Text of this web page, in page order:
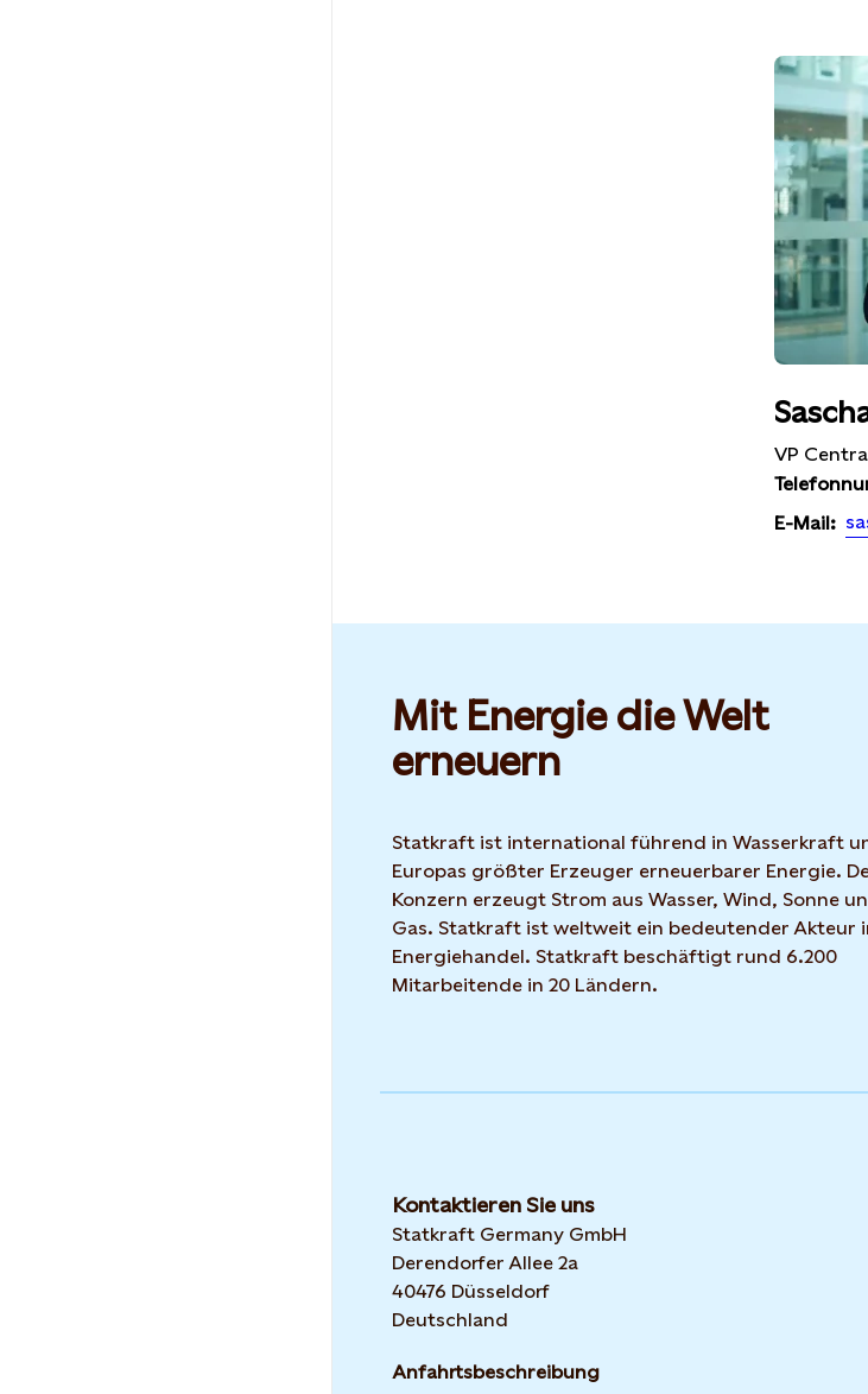
VP
E-Mail:
Mit Energie die Welt
erneuern
Statkraft ist international führend in Wasserkraft
Europas größter Erzeuger erneuerbarer Energie.
Konzern erzeugt Strom aus Wasser, Wind, Sonne
Gas. Statkraft ist weltweit ein bedeutender Akteur
Energiehandel. Statkraft beschäftigt rund 6.200
Mitarbeitende in 20 Ländern.
Kontaktieren Sie uns
Statkraft Germany GmbH
Derendorfer Allee 2a
40476 Düsseldorf
Deutschland
Anfahrtsbeschreibung